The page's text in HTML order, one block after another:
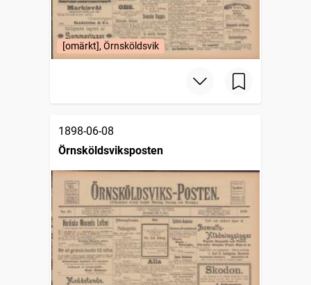
[omärkt], Örnsköldsvik
1898-06-08
Örnsköldsviksposten